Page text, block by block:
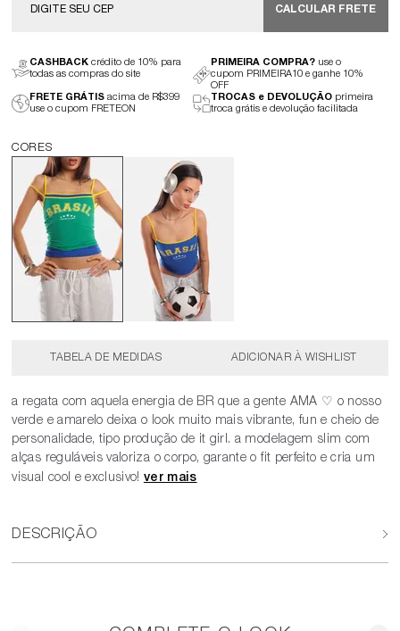
CALCULAR FRETE
CASHBACK crédito de 10% para
todas as compras do site
PRIMEIRA COMPRA? use o
cupom PRIMEIRA10 e ganhe 10%
OFF
FRETE GRÁTIS acima de R$399
use o cupom FRETEON
TROCAS e DEVOLUÇÃO primeira
troca grátis e devolução facilitada
TABELA DE MEDIDAS
a regata com aquela energia de BR que a gente AMA ♡ o nosso
verde e amarelo deixa o look muito mais vibrante, fun e cheio de
personalidade, tipo produção de it girl. a modelagem slim com
alças reguláveis valoriza o corpo, garante o fit perfeito e cria um
visual cool e exclusivo!
DESCRIÇÃO